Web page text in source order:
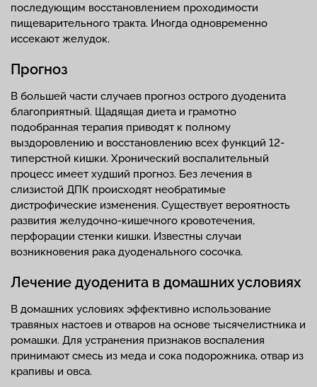
последующим восстановлением проходимости
пищеварительного тракта. Иногда одновременно
иссекают желудок.
Прогноз
В большей части случаев прогноз острого дуоденита
благоприятный. Щадящая диета и грамотно
подобранная терапия приводят к полному
выздоровлению и восстановлению всех функций 12-
типерстной кишки. Хронический воспалительный
процесс имеет худший прогноз. Без лечения в
слизистой ДПК происходят необратимые
дистрофические изменения. Существует вероятность
развития желудочно-кишечного кровотечения,
перфорации стенки кишки. Известны случаи
возникновения рака дуоденального сосочка.
Лечение дуоденита в домашних условиях
В домашних условиях эффективно использование
травяных настоев и отваров на основе тысячелистника и
ромашки. Для устранения признаков воспаления
принимают смесь из меда и сока подорожника, отвар из
крапивы и овса.